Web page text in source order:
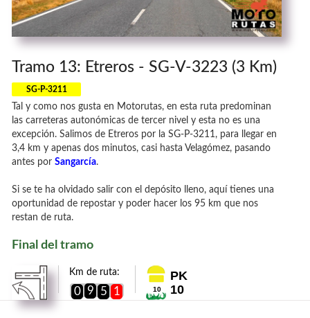
Tramo 13: Etreros - SG-V-3223 (3 Km)
SG-P-3211
Tal y como nos gusta en Motorutas, en esta ruta predominan
las carreteras autonómicas de tercer nivel y esta no es una
excepción. Salimos de Etreros por la SG-P-3211, para llegar en
3,4 km y apenas dos minutos, casi hasta Velagómez, pasando
antes por Sangarcía.
Si se te ha olvidado salir con el depósito lleno, aquí tienes una
oportunidad de repostar y poder hacer los 95 km que nos
restan de ruta.
Final del tramo
Km de ruta:
0 9 5 1 10
PK
10